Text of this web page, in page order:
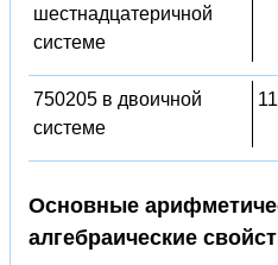
шестнадцатеричной
системе
750205 в двоичной
системе
Основные
алгебраические